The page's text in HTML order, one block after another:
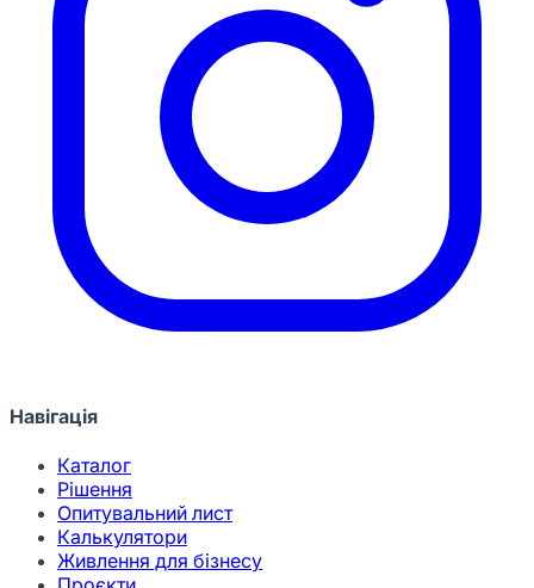
Навігація
Каталог
Рішення
Опитувальний лист
Калькулятори
Живлення для бізнесу